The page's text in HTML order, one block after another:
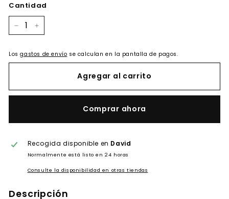
Cantidad
Losgastos de envío se calculan en la pantalla de pagos.
Agregar al carrito
Comprar ahora
Recogida disponible en David
Normalmente está listo en 24 horas
Consulte la disponibilidad en otras tiendas
Descripción